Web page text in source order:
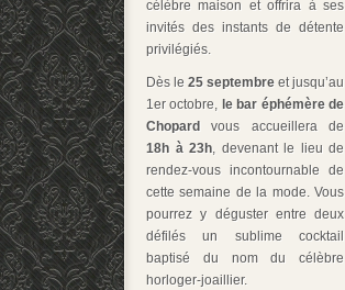
célèbre maison et offrira à ses
invités des instants de détente
privilégiés.
Dès le 25 septembre et jusqu’au
1er octobre, le bar éphémère de
Chopard
vous accueillera de
18h à 23h, devenant le lieu de
rendez-vous incontournable de
cette semaine de la mode. Vous
pourrez y déguster entre deux
défilés un sublime cocktail
baptisé du nom du célèbre
horloger-joaillier.